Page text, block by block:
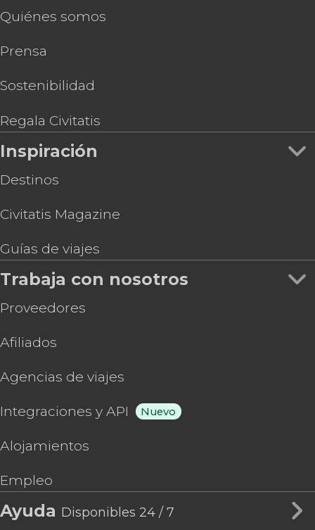
Quiénes somos
Prensa
Sostenibilidad
Regala Civitatis
Inspiración
Destinos
Civitatis Magazine
Guías de viajes
Trabaja con nosotros
Proveedores
Afiliados
Agencias de viajes
Integraciones y API Nuevo
Alojamientos
Empleo
Ayuda Disponibles 24 / 7